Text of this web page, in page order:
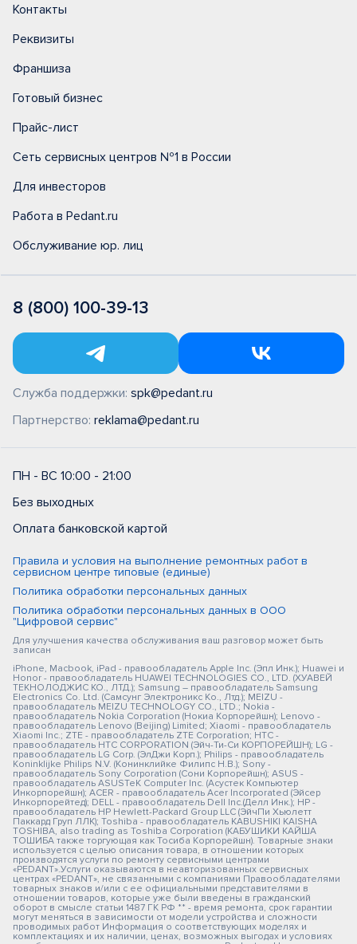
Контакты
Реквизиты
Франшиза
Готовый бизнес
Прайс-лист
Сеть сервисных центров №1 в России
Для инвесторов
Работа в Pedant.ru
Обслуживание юр. лиц
8 (800) 100-39-13
Служба поддержки: spk@pedant.ru
Партнерство: reklama@pedant.ru
ПН - ВС 10:00 - 21:00
Без выходных
Оплата банковской картой
Правила и условия на выполнение ремонтных работ в
сервисном центре типовые (единые)
Политика обработки персональных данных
Политика обработки персональных данных в ООО
"Цифровой сервис"
Для улучшения качества обслуживания ваш разговор может быть
записан
iPhone, Macbook, iPad - правообладатель Apple Inc. (Эпл Инк.); Huawei и
Honor - правообладатель HUAWEI TECHNOLOGIES CO., LTD. (ХУАВЕЙ
ТЕКНОЛОДЖИС КО., ЛТД.); Samsung – правообладатель Samsung
Electronics Co. Ltd. (Самсунг Электроникс Ко., Лтд.); MEIZU -
правообладатель MEIZU TECHNOLOGY CO., LTD.; Nokia -
правообладатель Nokia Corporation (Нокиа Корпорейшн); Lenovo -
правообладатель Lenovo (Beijing) Limited; Xiaomi - правообладатель
Xiaomi Inc.; ZTE - правообладатель ZTE Corporation; HTC -
правообладатель HTC CORPORATION (Эйч-Ти-Си КОРПОРЕЙШН); LG -
правообладатель LG Corp. (ЭлДжи Корп.); Philips - правообладатель
Koninklijke Philips N.V. (Конинклийке Филипс Н.В.); Sony -
правообладатель Sony Corporation (Сони Корпорейшн); ASUS -
правообладатель ASUSTeK Computer Inc. (Асустек Компьютер
Инкорпорейшн); ACER - правообладатель Acer Incorporated (Эйсер
Инкорпорейтед); DELL - правообладатель Dell Inc.(Делл Инк.); HP -
правообладатель HP Hewlett-Packard Group LLC (ЭйчПи Хьюлетт
Паккард Груп ЛЛК); Toshiba - правообладатель KABUSHIKI KAISHA
TOSHIBA, also trading as Toshiba Corporation (КАБУШИКИ КАЙША
ТОШИБА также торгующая как Тосиба Корпорейшн). Товарные знаки
используется с целью описания товара, в отношении которых
производятся услуги по ремонту сервисными центрами
«PEDANT».Услуги оказываются в неавторизованных сервисных
центрах «PEDANT», не связанными с компаниями Правообладателями
товарных знаков и/или с ее официальными представителями в
отношении товаров, которые уже были введены в гражданский
оборот в смысле статьи 1487 ГК РФ ** - время ремонта, срок гарантии
могут меняться в зависимости от модели устройства и сложности
проводимых работ Информация о соответствующих моделях и
комплектациях и их наличии, ценах, возможных выгодах и условиях